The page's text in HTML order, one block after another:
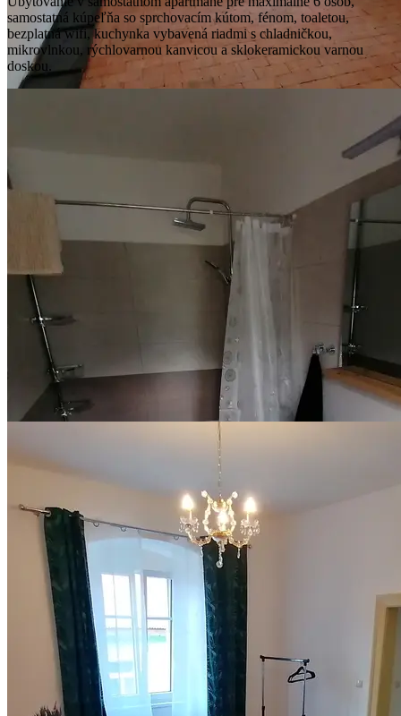
samostatná kúpeľňa so sprchovacím kútom, fénom, toaletou,
bezplatná wifi, kuchynka vybavená riadmi s chladničkou,
mikrovlnkou, rýchlovarnou kanvicou a sklokeramickou varnou
doskou.